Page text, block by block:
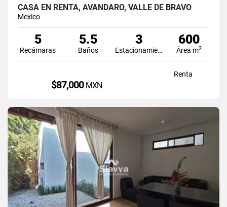
CASA EN RENTA, AVÁNDARO, VALLE DE BRAVO
Mexico
5
Recámaras
5.5
Baños
3
Estacionamiento
600
Área m2
Renta
$87,000 MXN